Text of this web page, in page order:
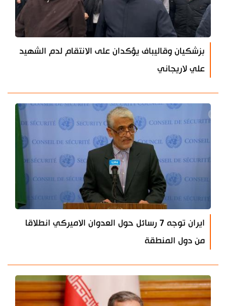
بزشكيان وقاليباف يؤكدان على الانتقام لدم الشهيد
علي لاريجاني
ايران توجه 7 رسائل حول العدوان الاميركي انطلاقا
من دول المنطقة